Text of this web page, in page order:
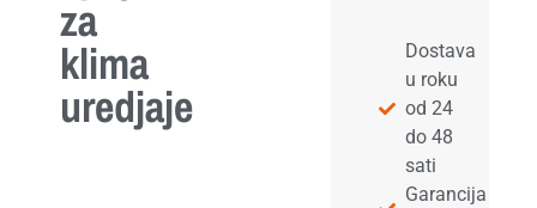
za
klima
uredjaje
Dostava
u roku
od 24
do 48
sati
Garancija